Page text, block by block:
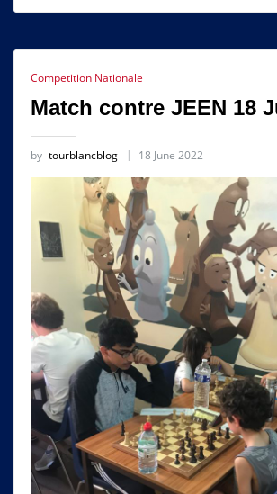
Competition Nationale
Match contre JEEN 18
by tourblancblog 18 June 2022